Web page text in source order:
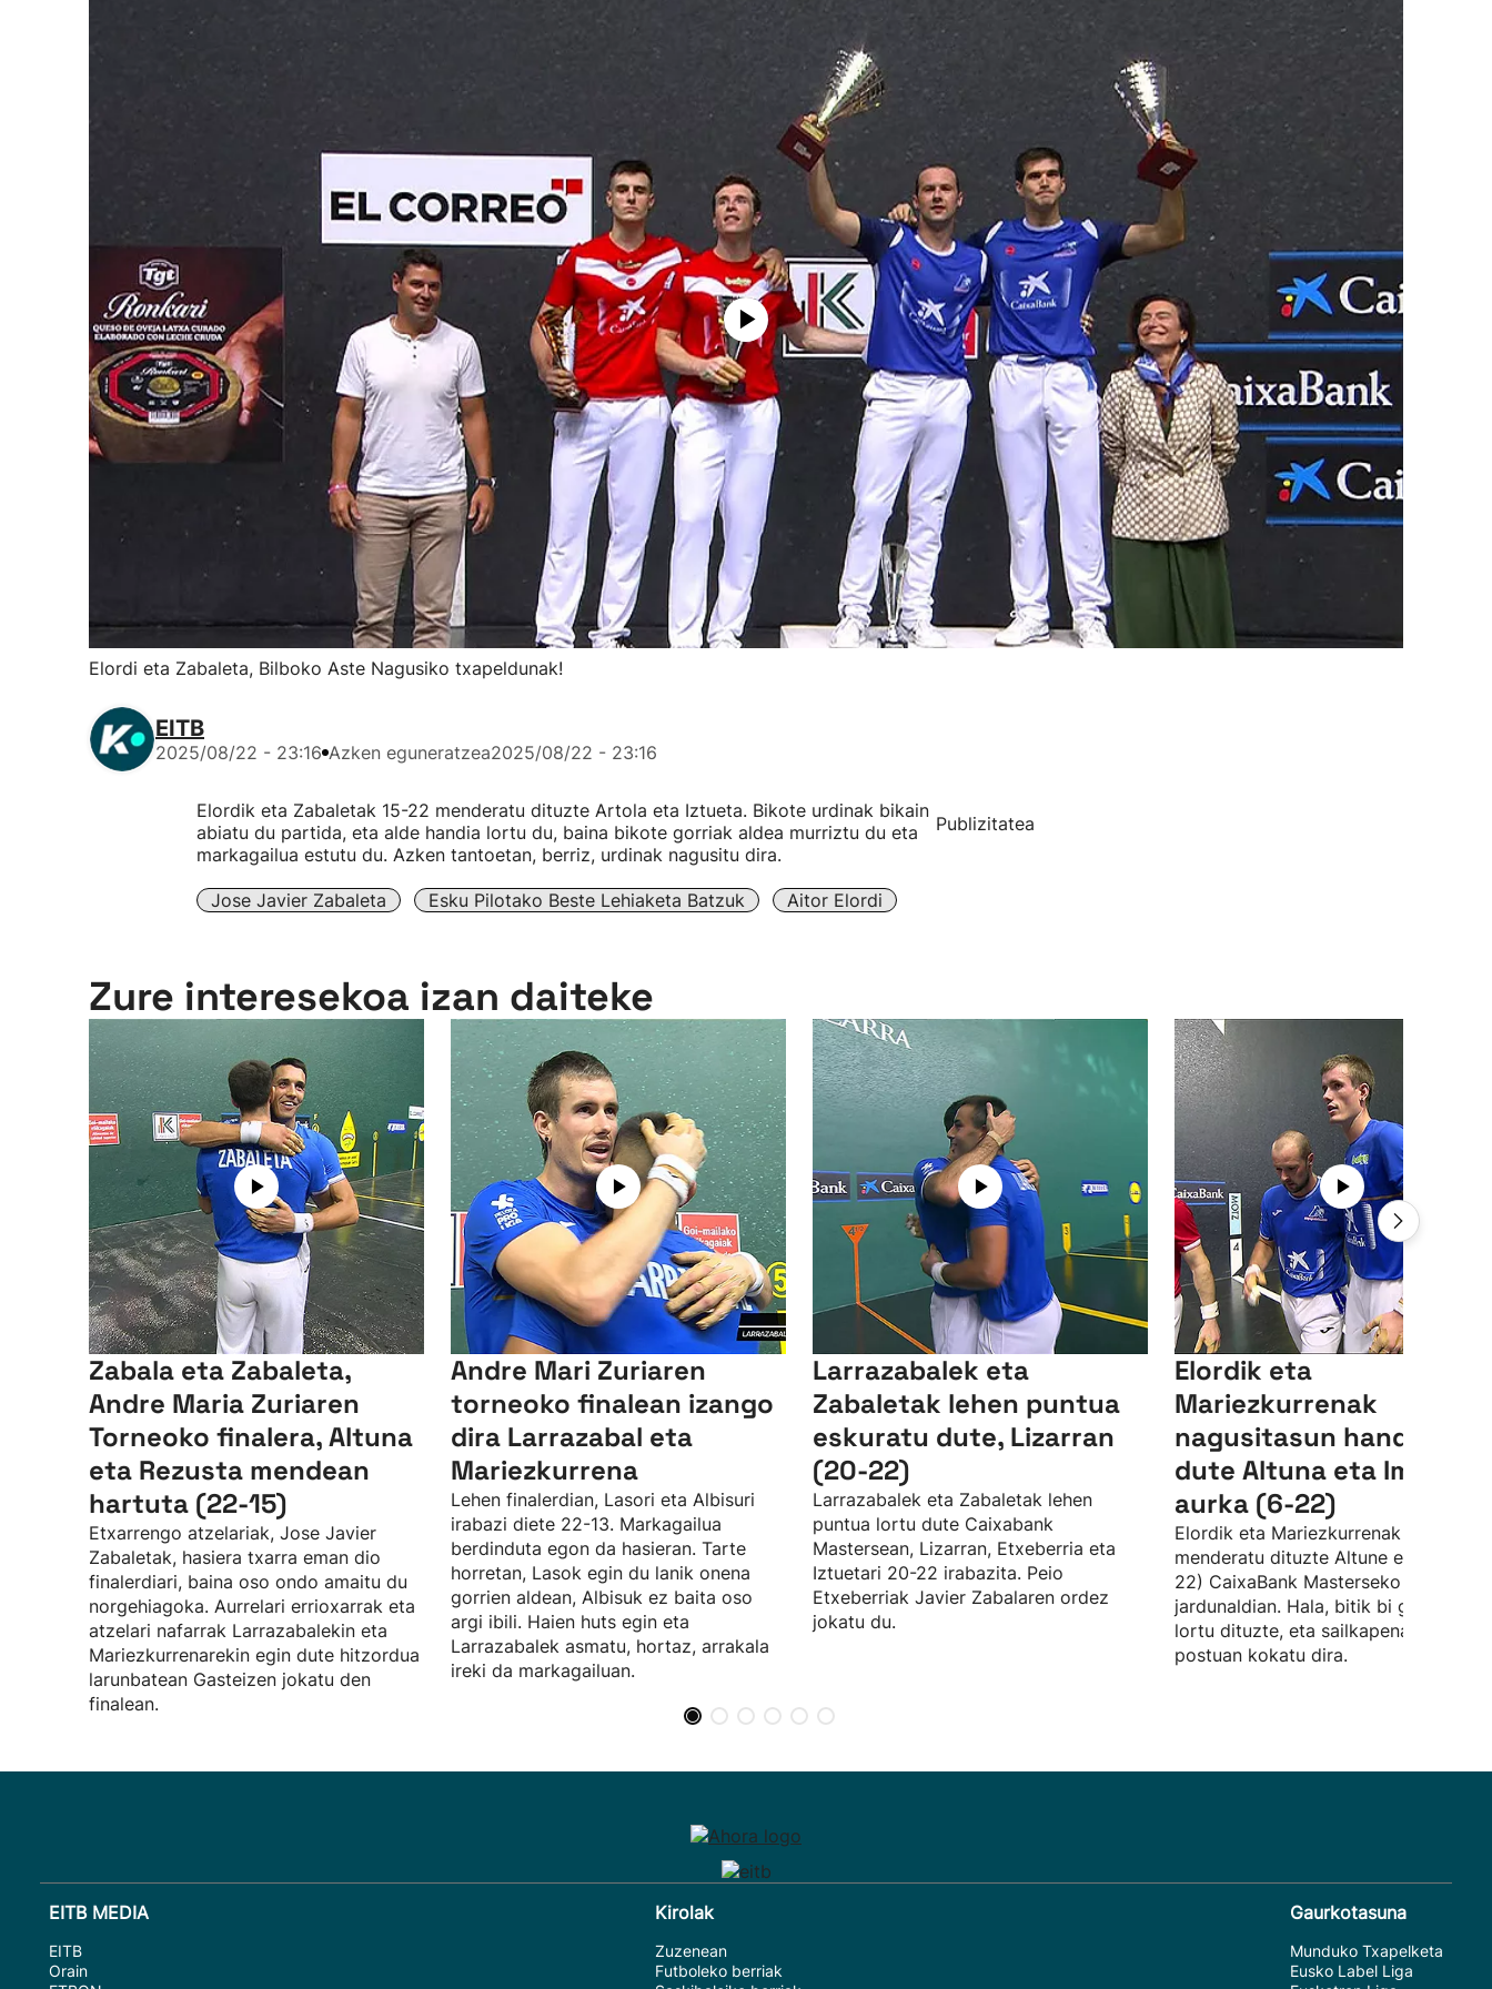
Elordi eta Zabaleta, Bilboko Aste Nagusiko txapeldunak!
EITB
2025/08/22 - 23:16 Azken eguneratzea2025/08/22 - 23:16
Elordik eta Zabaletak 15-22 menderatu dituzte Artola eta Iztueta. Bikote urdinak bikain
abiatu du partida, eta alde handia lortu du, baina bikote gorriak aldea murriztu du eta
markagailua estutu du. Azken tantoetan, berriz, urdinak nagusitu dira.
Jose Javier Zabaleta Esku Pilotako Beste Lehiaketa Batzuk Aitor Elordi
Publizitatea
Zure interesekoa izan daiteke
Zabala eta Zabaleta,
Andre Maria Zuriaren
Torneoko finalera, Altuna
eta Rezusta mendean
hartuta (22-15)
Etxarrengo atzelariak, Jose Javier
Zabaletak, hasiera txarra eman dio
finalerdiari, baina oso ondo amaitu du
norgehiagoka. Aurrelari errioxarrak eta
atzelari nafarrak Larrazabalekin eta
Mariezkurrenarekin egin dute hitzordua
larunbatean Gasteizen jokatu den
finalean.
Andre Mari Zuriaren
torneoko finalean izango
dira Larrazabal eta
Mariezkurrena
Lehen finalerdian, Lasori eta Albisuri
irabazi diete 22-13. Markagailua
berdinduta egon da hasieran. Tarte
horretan, Lasok egin du lanik onena
gorrien aldean, Albisuk ez baita oso
argi ibili. Haien huts egin eta
Larrazabalek asmatu, hortaz, arrakala
ireki da markagailuan.
Larrazabalek eta
Zabaletak lehen puntua
eskuratu dute, Lizarran
(20-22)
Larrazabalek eta Zabaletak lehen
puntua lortu dute Caixabank
Mastersean, Lizarran, Etxeberria eta
Iztuetari 20-22 irabazita. Peio
Etxeberriak Javier Zabalaren ordez
jokatu du.
Elordik eta
Mariezkurrenak
nagusitasun handia izan
dute Altuna eta Imazen
aurka (6-22)
Elordik eta Mariezkurrenak aise
menderatu dituzte Altune eta Imaz
22) CaixaBank Masterseko hirugarren
jardunaldian. Hala, bitik bi garaipen
lortu dituzte, eta sailkapenako
postuan kokatu dira.
EITB MEDIA
EITB
Orain
Kirolak
Zuzenean
Futboleko berriak
Gaurkotasuna
Munduko Txapelketa
Eusko Label Liga